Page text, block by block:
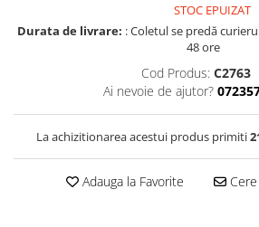
STOC EPUIZAT
Durata de livrare: : Coletul se predă
48 ore
Cod Produs: C2763
Ai nevoie de ajutor?
La achizitionarea acestui produs primiti
Adauga la Favorite Cere